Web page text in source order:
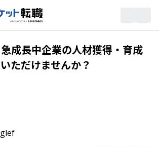
急成長中企業の人材獲得・育成
ただけませんか？